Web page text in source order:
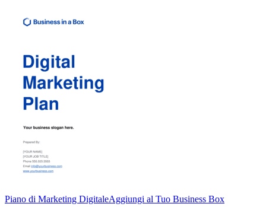
Piano di Marketing DigitaleAggiungi al Tuo Business Box